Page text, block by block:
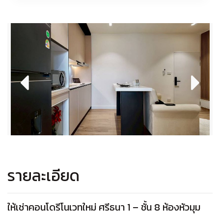
รายละเอียด
ให้เช่าคอนโดรีโนเวทใหม่ ศรีธนา 1 – ชั้น 8 ห้องหัวมุม